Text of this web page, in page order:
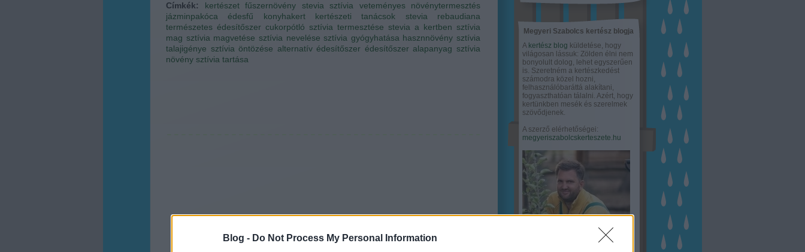
Blog - Do Not Process My Personal Information
Címkék: kertészet fűszernövény stevia sztívia veteményes
növénytermesztés
jázminpakóca
édesfű konyhakert kertészeti tanácsok
stevia rebaudiana
természetes édesítőszer cukorpótló sztívia termesztése stevia a kertben sztívia
mag sztívia magvetése sztívia nevelése sztívia gyógyhatása hasznnövény sztívia
talajigénye sztívia öntözése alternatív édesítőszer édesítőszer alapanyag sztívia
növény sztívia tartása
Megyeri Szabolcs kertész blogja
A kertész blog küldetése, hogy
világosan lássuk: Zölden élni nem
bonyolult dolog, lehet egyszerűen
is. Szeretném a kertészkedést
számodra közel hozni,
felhasználóbaráttá alakítani,
fogyaszthatóan tálalni. Azért, hogy
kertünkben mesék és szerelmek
szövődjenek.
A szerző elérhetőségei:
megyeriszabolcskerteszete.hu